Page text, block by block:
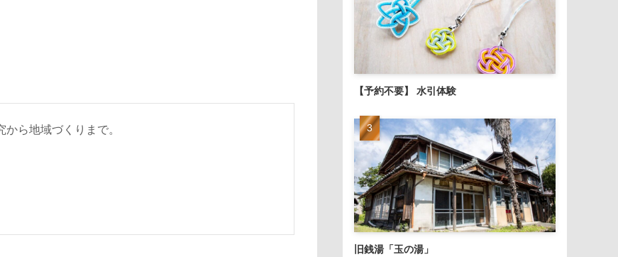
ら地域づくりまで。
【予約不要】 水引体験
旧銭湯「玉の湯」